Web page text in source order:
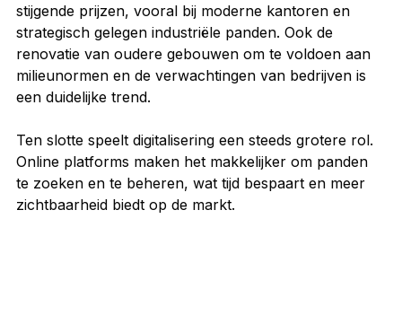
stijgende prijzen, vooral bij moderne kantoren en
strategisch gelegen industriële panden. Ook de
renovatie van oudere gebouwen om te voldoen aan
milieunormen en de verwachtingen van bedrijven is
een duidelijke trend.
Ten slotte speelt digitalisering een steeds grotere rol.
Online platforms maken het makkelijker om panden
te zoeken en te beheren, wat tijd bespaart en meer
zichtbaarheid biedt op de markt.